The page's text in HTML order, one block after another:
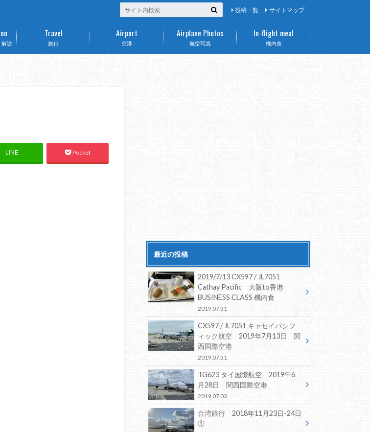
投稿一覧 サイトマップ
解説 旅行
Travel
空港
Airport
航空写真
Airplane Photos
機内食
In-flight meal
LINE Pocket
最近の投稿
2019/7/13 CX597 / JL7051
Cathay Pacific 大阪to香港
BUSINESS CLASS 機内食
2019.07.31
CX597 / JL7051 キャセイパシフ
ィック航空 2019年7月13日 関
西国際空港
2019.07.31
TG623 タイ国際航空 2019年6
月28日 関西国際空港
2019.07.03
台湾旅行 2018年11月23日-24日
①